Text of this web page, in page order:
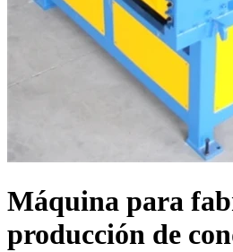
Máquina para
producción de